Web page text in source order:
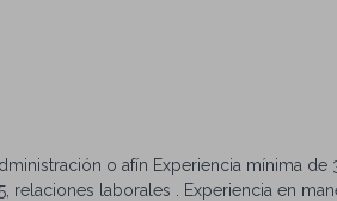
Ability to travel as required.
o afín Experiencia mínima de
relaciones laborales . Experiencia en